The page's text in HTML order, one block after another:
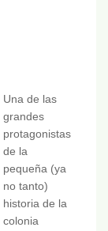
Una de las
grandes
protagonistas
de la
pequeña (ya
no tanto)
historia de la
colonia